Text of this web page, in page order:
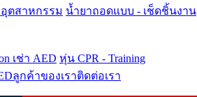
อุตสาหกรรม น้ำยาถอดแบบ - เช็ดชิ้นงาน
เช่า AED หุ่น CPR - Training
ลูกค้าของเราติดต่อเรา